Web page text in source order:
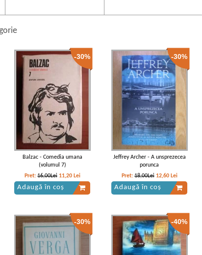
-30%
Balzac - Comedia umana
(volumul 7)
Pret:16,00Lei 11,20 Lei
Adaugă în coș
-30%
Jeffrey Archer - A unsprezecea
porunca
Pret:18,00Lei 12,60 Lei
Adaugă în coș
-30% -40%